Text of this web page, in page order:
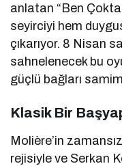
anlatan “Ben
seyirciyi hem
çıkarıyor. 8 Nisan
sahnelenecek bu
güçlü bağları
Klasik Bir
Molière’in
rejisiyle ve Serkan